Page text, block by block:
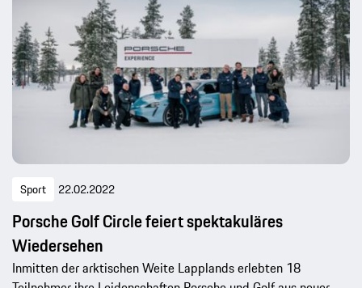
Sport 22.02.2022
Porsche Golf Circle feiert spektakuläres
Wiedersehen
Inmitten der arktischen Weite Lapplands erlebten 18